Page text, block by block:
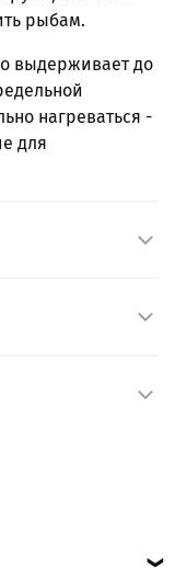
рыбам.
выдерживает до
нагреваться -
для